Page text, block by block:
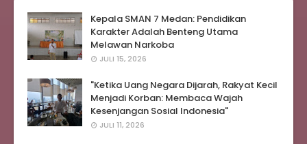
Kepala SMAN 7 Medan: Pendidikan
Karakter Adalah Benteng Utama
Melawan Narkoba
JULI 15, 2026
"Ketika Uang Negara Dijarah, Rakyat Kecil
Menjadi Korban: Membaca Wajah
Kesenjangan Sosial Indonesia"
JULI 11, 2026